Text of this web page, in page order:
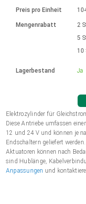
Einheitssystem
Einkaufswagen
Hubmagnete
230 - 50 Hz | 110 - 60 Hz
Drehzahlregelung für die AIS-
Bürstenlose
mit
Ø 28-42| 1-1400 rpm | <=
Bürstenlose DC
Ø43-124mm | 31-425rpm | ≤
Treiber für
Synchron-Asynchron | für 1-4
Synchron-Asynchron | für 1-4
Français (EUR)
Polski (EUR)
Norsk (NOK)
Suomi (EUR)
Preis pro Einheit
Mengenrabatt
Lagerbestand
2
5
10
Ja
Elektrozylinder für
Diese Antriebe umfassen
12 und 24 V und können je
Endschaltern geliefert
Aktuatoren können nach
sind Hublänge,
Anpassungen und